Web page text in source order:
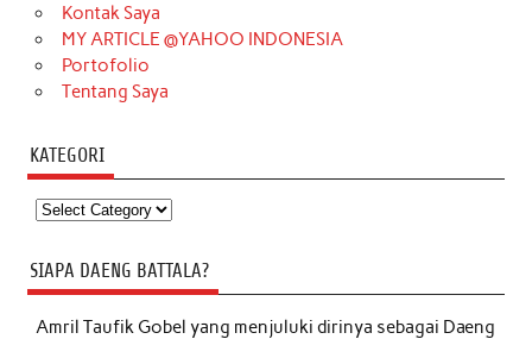
Kontak Saya
MY ARTICLE @YAHOO INDONESIA
Portofolio
Tentang Saya
KATEGORI
Kategori
SIAPA DAENG BATTALA?
Amril Taufik Gobelyang menjuluki dirinya sebagai Daeng